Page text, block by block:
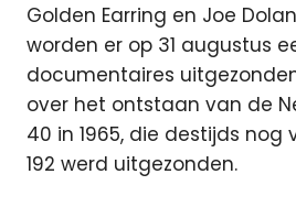
Golden Earring en Joe
worden er op 31 augustus
documentaires
over het ontstaan van de
40 in 1965, die destijds nog
192 werd uitgezonden.